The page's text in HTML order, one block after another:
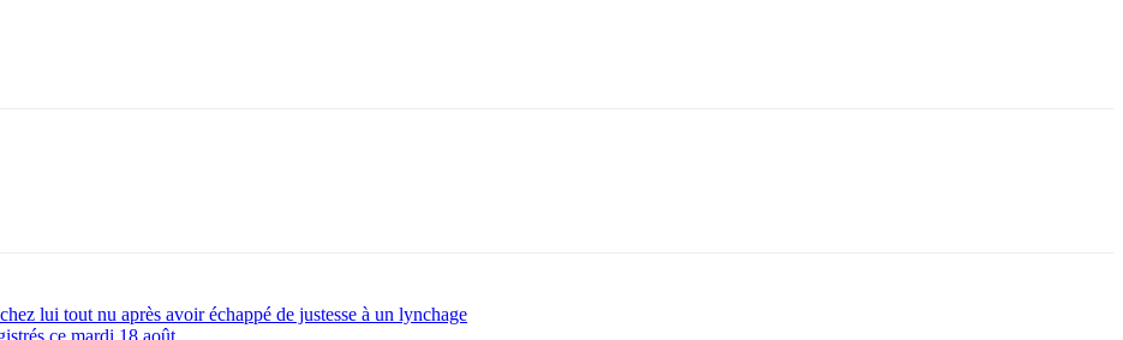
lui tout nu après avoir échappé de justesse à un lynchage
ce mardi 18 août